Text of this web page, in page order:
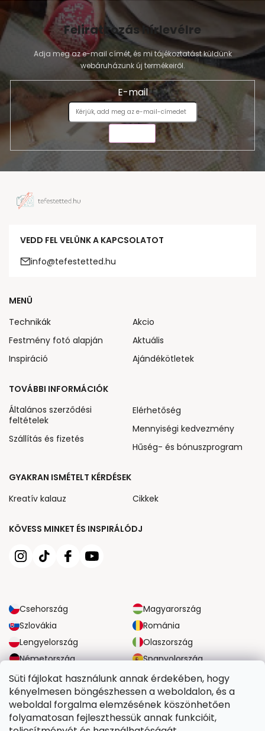
Süti fájlokat használunk annak érdekében, hogy
kényelmesen böngészhessen a weboldalon, és a
weboldal forgalma elemzésének köszönhetően
folyamatosan fejleszthessük annak funkcióit,
Feliratkozás hírlevélre
Adja meg az e-mail címét, és mi tájékoztatást küldünk
webáruházunk új termékeiről.
E-mail
VEDD FEL VELÜNK A KAPCSOLATOT
info@tefestetted.hu
KÖVESS MINKET ÉS INSPIRÁLÓDJ
Csehország
Magyarország
Szlovákia
Románia
Lengyelország
Olaszország
Németország
Spanyolország
Nagy-Britannia
Ausztria
MENÜ
Technikák
Festmény fotó alapján
Inspiráció
Akcio
Aktuális
Ajándékötletek
TOVÁBBI INFORMÁCIÓK
Általános szerződési
feltételek
Szállítás és fizetés
Elérhetőség
Mennyiségi kedvezmény
Hűség- és bónuszprogram
GYAKRAN ISMÉTELT KÉRDÉSEK
Kreatív kalauz
Cikkek
MEGBÍZHATÓ SZÁLLÍTÁSI LEHETŐSÉGEK